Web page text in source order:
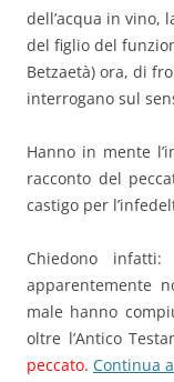
dell’acqua in vino,
del figlio del
Betzaetà) ora, di
interrogano sul
Hanno in mente
racconto del
castigo per
Chiedono
apparentemente
male hanno
oltre l’Antico
peccato. Continua